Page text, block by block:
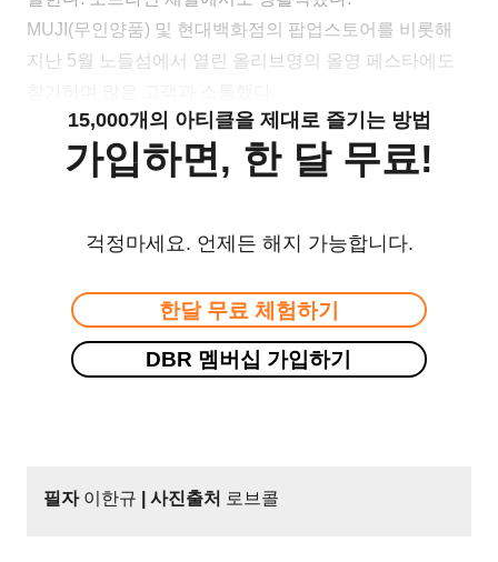
MUJI(무인양품) 및 현대백화점의 팝업스토어를 비롯해
지난 5월 노들섬에서 열린 올리브영의 올영 페스타에도
15,000개의 아티클을 제대로 즐기는 방법
가입하면, 한 달 무료!
걱정마세요. 언제든 해지 가능합니다.
한달 무료 체험하기
DBR 멤버십 가입하기
필자 이한규 | 사진출처 로브콜